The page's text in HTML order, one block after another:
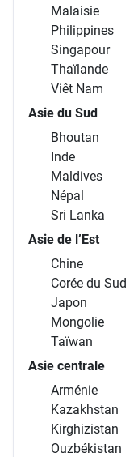
Malaisie
Philippines
Singapour
Thaïlande
Viêt Nam
Asie du Sud
Bhoutan
Inde
Maldives
Népal
Sri Lanka
Asie de l’Est
Chine
Corée du Sud
Japon
Mongolie
Taïwan
Asie centrale
Arménie
Kazakhstan
Kirghizistan
Ouzbékistan